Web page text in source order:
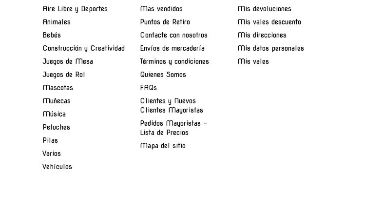
Aire Libre y Deportes
Animales
Bebés
Construcción y Creatividad
Juegos de Mesa
Juegos de Rol
Mascotas
Muñecas
Música
Peluches
Pilas
Varios
Vehículos
Mas vendidos
Puntos de Retiro
Contacte con nosotros
Envíos de mercadería
Términos y condiciones
Quienes Somos
FAQs
Clientes y Nuevos
Clientes Mayoristas
Pedidos Mayoristas -
Lista de Precios
Mapa del sitio
Mis devoluciones
Mis vales descuento
Mis direcciones
Mis datos personales
Mis vales